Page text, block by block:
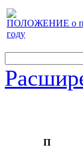
ПОЛОЖЕНИЕ о
году
П